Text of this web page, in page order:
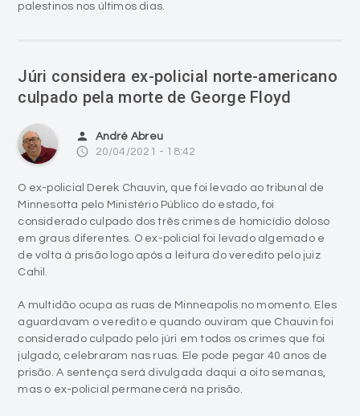
palestinos nos últimos dias.
Júri considera ex-policial norte-americano
culpado pela morte de George Floyd
person André Abreu
access_time 20/04/2021 - 18:42
O ex-policial Derek Chauvin, que foi levado ao tribunal de
Minnesotta pelo Ministério Público do estado, foi
considerado culpado dos três crimes de homicídio doloso
em graus diferentes. O ex-policial foi levado algemado e
de volta à prisão logo após a leitura do veredito pelo juiz
Cahil.
A multidão ocupa as ruas de Minneapolis no momento. Eles
aguardavam o veredito e quando ouviram que Chauvin foi
considerado culpado pelo júri em todos os crimes que foi
julgado, celebraram nas ruas. Ele pode pegar 40 anos de
prisão. A sentença será divulgada daqui a oito semanas,
mas o ex-policial permanecerá na prisão.